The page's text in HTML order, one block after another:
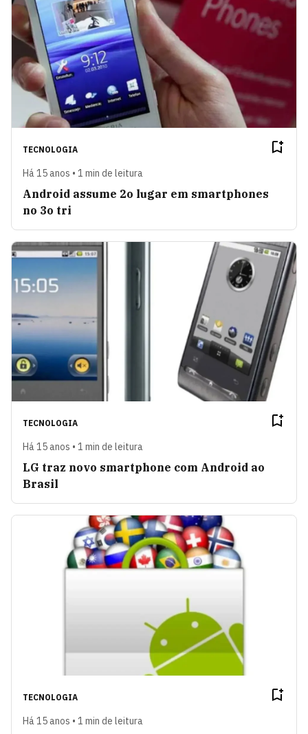
TECNOLOGIA
Há 15 anos • 1 min de leitura
Android assume 2o lugar em smartphones
no 3o tri
TECNOLOGIA
Há 15 anos • 1 min de leitura
LG traz novo smartphone com Android ao
Brasil
TECNOLOGIA
Há 15 anos • 1 min de leitura